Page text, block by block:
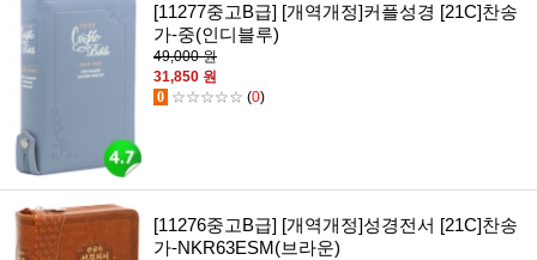
[11277중고B급] [개역개정]커플성경 [21C]찬송
가-중(인디블루)
49,000 원
31,850 원
0 ☆☆☆☆☆ (0)
[11276중고B급] [개역개정]성경전서 [21C]찬송
가-NKR63ESM(브라운)